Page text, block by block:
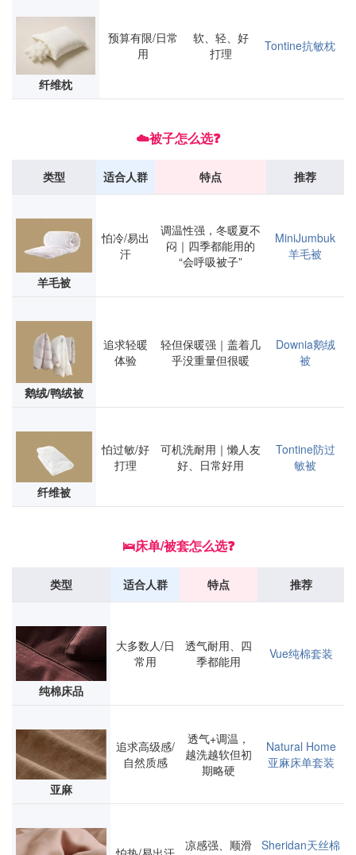
纤维枕
预算有限/日常
用
软、轻、好
打理
Tontine抗敏枕
☁️被子怎么选❓
类型 适合人群 特点 推荐
羊毛被
怕冷/易出
汗
调温性强，冬暖夏不
闷｜四季都能用的
“会呼吸被子”
MiniJumbuk
羊毛被
鹅绒/鸭绒被
追求轻暖
体验
轻但保暖强｜盖着几
乎没重量但很暖
Downia鹅绒
被
纤维被
怕过敏/好
打理
可机洗耐用｜懒人友
好、日常好用
Tontine防过
敏被
🛌床单/被套怎么选❓
类型 适合人群 特点 推荐
纯棉床品
大多数人/日
常用
透气耐用、四
季都能用
Vue纯棉套装
亚麻
追求高级感/
自然质感
透气+调温，
越洗越软但初
期略硬
Natural Home
亚麻床单套装
凉感强、顺滑 Sheridan天丝棉